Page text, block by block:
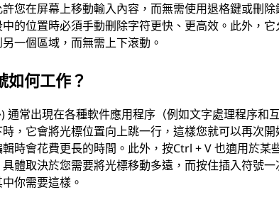
您在屏幕上移動輸入內容，而無需使用退格鍵或刪
的位置時必須手動刪除字符更快、更高效。此外，
一個區域，而無需上下滾動。
如何工作？
通常出現在各種軟件應用程序（例如文字處理程序和
，它會將光標位置向上跳一行，這樣您就可以再次
時會花費更長的時間。此外，按Ctrl + V 也適用於某
體取決於您需要將光標移動多遠，而按住插入符號
你需要這樣。